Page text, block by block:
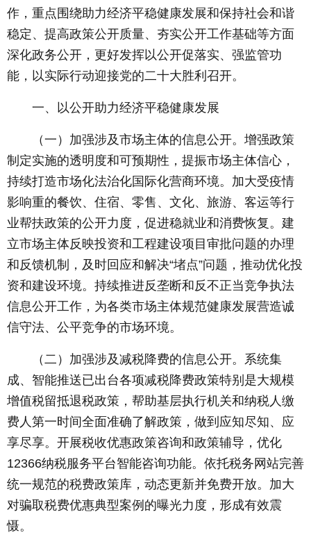
作，重点围绕助力经济平稳健康发展和保持社会和谐
稳定、提高政策公开质量、夯实公开工作基础等方面
深化政务公开，更好发挥以公开促落实、强监管功
能，以实际行动迎接党的二十大胜利召开。
一、以公开助力经济平稳健康发展
（一）加强涉及市场主体的信息公开。增强政策
制定实施的透明度和可预期性，提振市场主体信心，
持续打造市场化法治化国际化营商环境。加大受疫情
影响重的餐饮、住宿、零售、文化、旅游、客运等行
业帮扶政策的公开力度，促进稳就业和消费恢复。建
立市场主体反映投资和工程建设项目审批问题的办理
和反馈机制，及时回应和解决“堵点”问题，推动优化投
资和建设环境。持续推进反垄断和反不正当竞争执法
信息公开工作，为各类市场主体规范健康发展营造诚
信守法、公平竞争的市场环境。
（二）加强涉及减税降费的信息公开。系统集
成、智能推送已出台各项减税降费政策特别是大规模
增值税留抵退税政策，帮助基层执行机关和纳税人缴
费人第一时间全面准确了解政策，做到应知尽知、应
享尽享。开展税收优惠政策咨询和政策辅导，优化
12366纳税服务平台智能咨询功能。依托税务网站完善
统一规范的税费政策库，动态更新并免费开放。加大
对骗取税费优惠典型案例的曝光力度，形成有效震
慑。